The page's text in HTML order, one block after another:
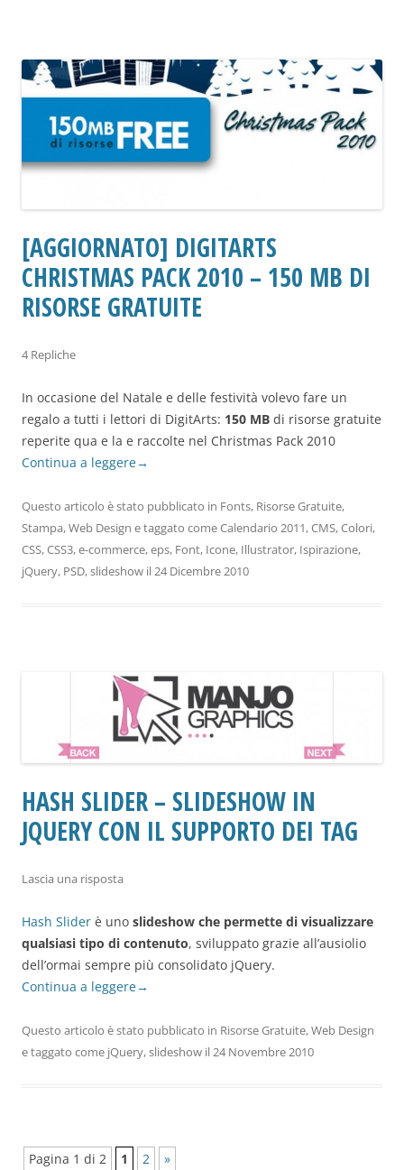
[AGGIORNATO] DIGITARTS
CHRISTMAS PACK 2010 – 150 MB DI
RISORSE GRATUITE
4 Repliche
In occasione del Natale e delle festività volevo fare un
regalo a tutti i lettori di DigitArts: 150 MB di risorse gratuite
reperite qua e la e raccolte nel Christmas Pack 2010
Continua a leggere→
Questo articolo è stato pubblicato in Fonts, Risorse Gratuite,
Stampa,Web Design e taggato comeCalendario 2011,CMS,Colori,
CSS,CSS3,e-commerce,eps, Font, Icone, Illustrator, Ispirazione,
jQuery, PSD,slideshow il24 Dicembre 2010
HASH SLIDER – SLIDESHOW IN
JQUERY CON IL SUPPORTO DEI TAG
Lascia una risposta
Hash Slider è uno slideshow che permette di visualizzare
qualsiasi tipo di contenuto, sviluppato grazie all’ausiolio
dell’ormai sempre più consolidato jQuery.
Continua a leggere→
Questo articolo è stato pubblicato in Risorse Gratuite,Web Design
e taggato come jQuery,slideshow il24 Novembre 2010
Pagina 1 di 2 1 2 »